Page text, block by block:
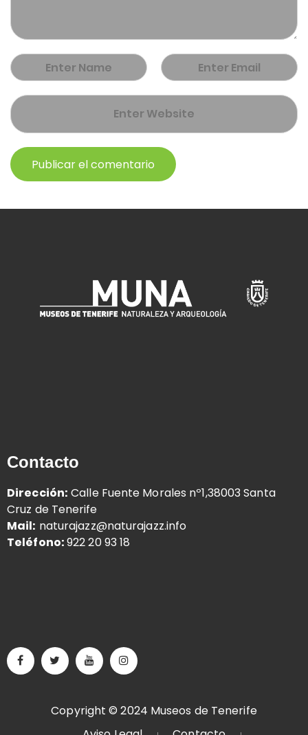
Contacto
Dirección: Calle Fuente Morales nº1,38003 Santa
Cruz de Tenerife
Mail: naturajazz@naturajazz.info
Teléfono:922 20 93 18
Copyright © 2024 Museos de Tenerife